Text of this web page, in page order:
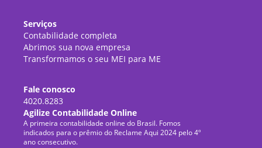
Serviços
Contabilidade completa
Abrimos sua nova empresa
Transformamos o seu MEI para ME
Fale conosco
4020.8283
Agilize Contabilidade Online
A primeira contabilidade online do Brasil. Fomos
indicados para o prêmio do Reclame Aqui 2024 pelo 4º
ano consecutivo.